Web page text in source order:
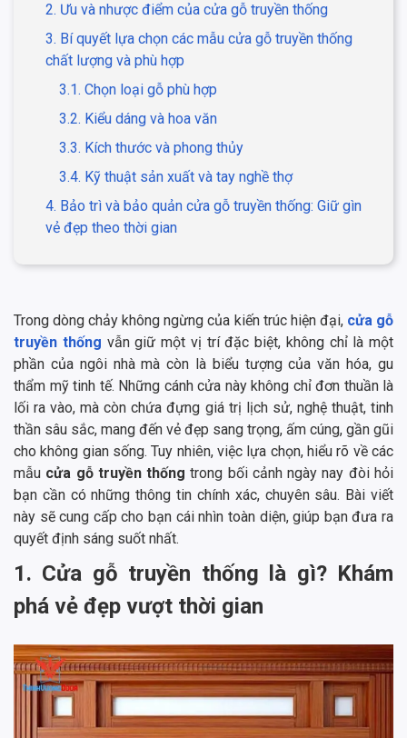
2. Ưu và nhược điểm của cửa gỗ truyền thống
3. Bí quyết lựa chọn các mẫu cửa gỗ truyền thống
chất lượng và phù hợp
3.1. Chọn loại gỗ phù hợp
3.2. Kiểu dáng và hoa văn
3.3. Kích thước và phong thủy
3.4. Kỹ thuật sản xuất và tay nghề thợ
4. Bảo trì và bảo quản cửa gỗ truyền thống: Giữ gìn
vẻ đẹp theo thời gian
Trong dòng chảy không ngừng của kiến trúc hiện đại, cửa gỗ
truyền thống vẫn giữ một vị trí đặc biệt, không chỉ là một
phần của ngôi nhà mà còn là biểu tượng của văn hóa, gu
thẩm mỹ tinh tế. Những cánh cửa này không chỉ đơn thuần là
lối ra vào, mà còn chứa đựng giá trị lịch sử, nghệ thuật, tinh
thần sâu sắc, mang đến vẻ đẹp sang trọng, ấm cúng, gần gũi
cho không gian sống. Tuy nhiên, việc lựa chọn, hiểu rõ về các
mẫu cửa gỗ truyền thống trong bối cảnh ngày nay đòi hỏi
bạn cần có những thông tin chính xác, chuyên sâu. Bài viết
này sẽ cung cấp cho bạn cái nhìn toàn diện, giúp bạn đưa ra
quyết định sáng suốt nhất.
1. Cửa gỗ truyền thống là gì? Khám
phá vẻ đẹp vượt thời gian